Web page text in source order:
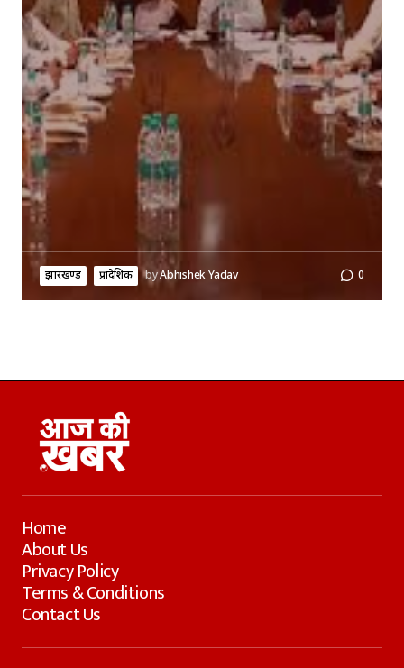
झारखण्ड प्रादेशिक byAbhishek Yadav 0
Home
About Us
Privacy Policy
Terms & Conditions
Contact Us